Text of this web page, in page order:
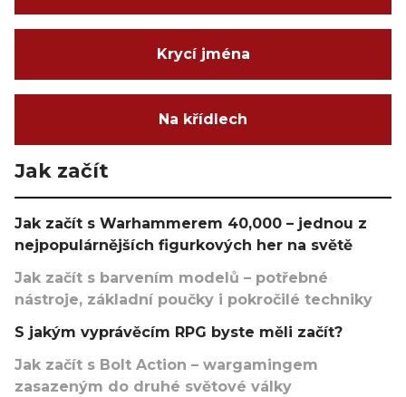
Krycí jména
Na křídlech
Jak začít
Jak začít s Warhammerem 40,000 – jednou z
nejpopulárnějších figurkových her na světě
Jak začít s barvením modelů – potřebné
nástroje, základní poučky i pokročilé techniky
S jakým vyprávěcím RPG byste měli začít?
Jak začít s Bolt Action – wargamingem
zasazeným do druhé světové války